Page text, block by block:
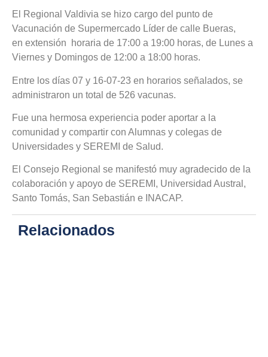
El Regional Valdivia se hizo cargo del punto de
Vacunación de Supermercado Líder de calle Bueras,
en extensión horaria de 17:00 a 19:00 horas, de Lunes a
Viernes y Domingos de 12:00 a 18:00 horas.
Entre los días 07 y 16-07-23 en horarios señalados, se
administraron un total de 526 vacunas.
Fue una hermosa experiencia poder aportar a la
comunidad y compartir con Alumnas y colegas de
Universidades y SEREMI de Salud.
El Consejo Regional se manifestó muy agradecido de la
colaboración y apoyo de SEREMI, Universidad Austral,
Santo Tomás, San Sebastián e INACAP.
Relacionados